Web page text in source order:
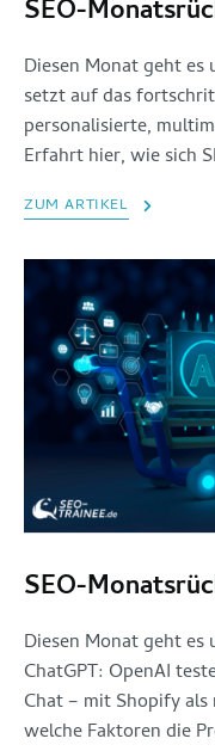
SEO-
Diesen Monat geht es
setzt auf das
personalisierte,
Erfahrt hier, wie sich
ZUM ARTIKEL
SEO-
Diesen Monat geht
ChatGPT: OpenAI
Chat – mit Shopify
welche Faktoren die